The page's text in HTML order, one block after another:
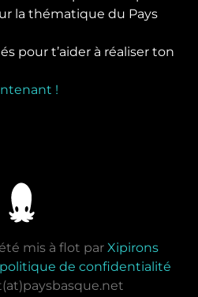
la thématique du Pays
pour t’aider à réaliser ton
!
mis à flot par Xipirons
de confidentialité